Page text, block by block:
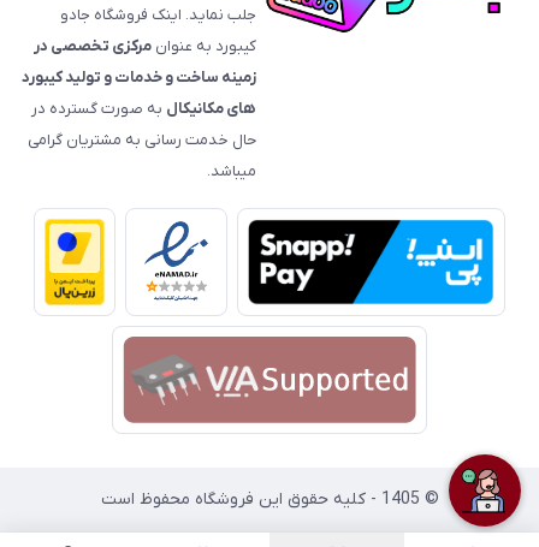
جلب نماید. اینک فروشگاه جادو
کیبورد به عنوان مرکزی تخصصی در
زمینه ساخت و خدمات و تولید کیبورد
های مکانیکال به صورت گسترده در
حال خدمت رسانی به مشتریان گرامی
میباشد.
© 1405 - کلیه حقوق این فروشگاه محفوظ است